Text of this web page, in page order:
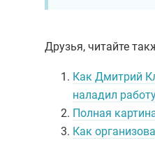
Друзья, читайте
Как Дмитрий
наладил
Полная
Как